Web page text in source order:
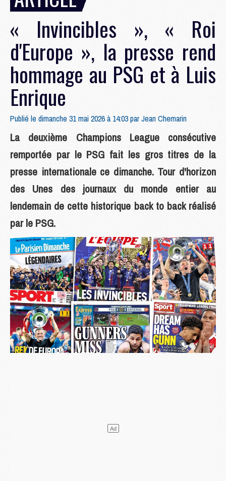
« Invincibles », « Roi
d'Europe », la presse rend
hommage au PSG et à Luis
Enrique
Publié le dimanche 31 mai 2026 à 14:03 parJean Chemarin
La deuxième Champions League consécutive
remportée par le PSG fait les gros titres de la
presse internationale ce dimanche. Tour d'horizon
des Unes des journaux du monde entier au
lendemain de cette historique back to back réalisé
par le PSG.